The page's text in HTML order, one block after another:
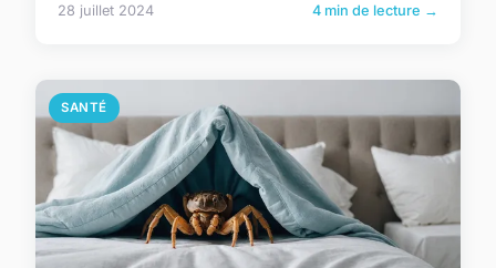
28 juillet 2024 4 min de lecture →
SANTÉ